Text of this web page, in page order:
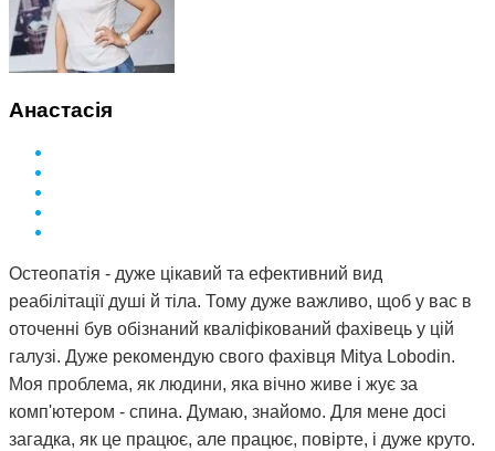
невеликий термін. Лікар у поліклініці сказав, що мені
просто пощастило і я на досвідченого фахівця
натрапила. А ще кажуть, що здоров'я за гроші не купиш.
Анастасія
Остеопатія - дуже цікавий та ефективний вид
реабілітації душі й тіла. Тому дуже важливо, щоб у вас в
оточенні був обізнаний кваліфікований фахівець у цій
галузі. Дуже рекомендую свого фахівця Mitya Lobodin.
Моя проблема, як людини, яка вічно живе і жує за
комп'ютером - спина. Думаю, знайомо. Для мене досі
загадка, як це працює, але працює, повірте, і дуже круто.